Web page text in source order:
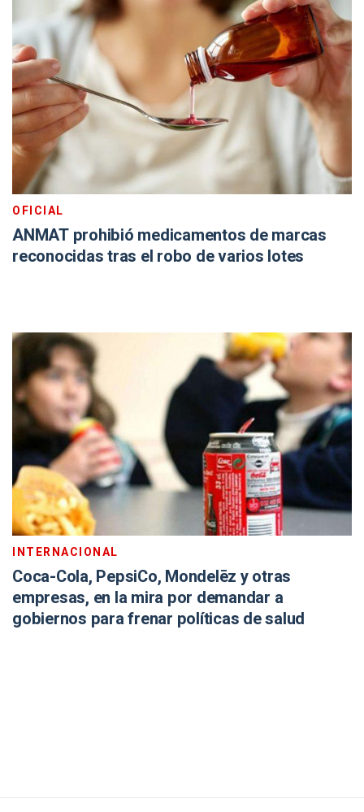
OFICIAL
ANMAT prohibió medicamentos de marcas
reconocidas tras el robo de varios lotes
INTERNACIONAL
Coca-Cola, PepsiCo, Mondelēz y otras
empresas, en la mira por demandar a
gobiernos para frenar políticas de salud